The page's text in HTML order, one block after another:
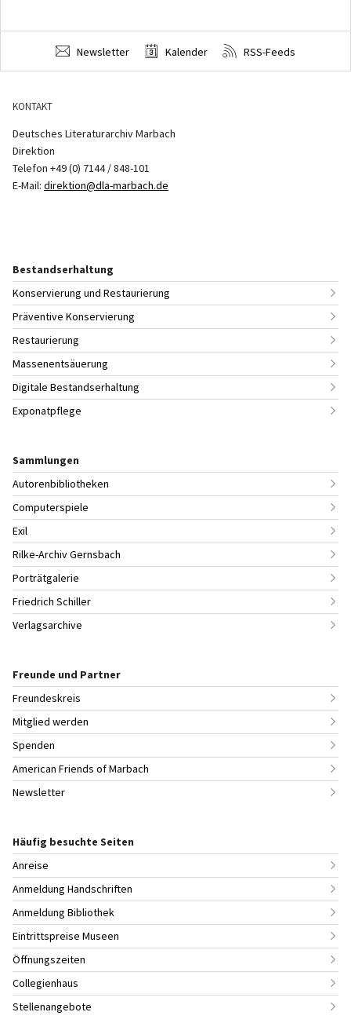
Newsletter Kalender RSS-Feeds
KONTAKT
Deutsches Literaturarchiv Marbach
Direktion
Telefon +49 (0) 7144 / 848-101
E-Mail: direktion@dla-marbach.de
Bestandserhaltung
Konservierung und Restaurierung
Präventive Konservierung
Restaurierung
Massenentsäuerung
Digitale Bestandserhaltung
Exponatpflege
Sammlungen
Autorenbibliotheken
Computerspiele
Exil
Rilke-Archiv Gernsbach
Porträtgalerie
Friedrich Schiller
Verlagsarchive
Freunde und Partner
Freundeskreis
Mitglied werden
Spenden
American Friends of Marbach
Newsletter
Häufig besuchte Seiten
Anreise
Anmeldung Handschriften
Anmeldung Bibliothek
Eintrittspreise Museen
Öffnungszeiten
Collegienhaus
Stellenangebote